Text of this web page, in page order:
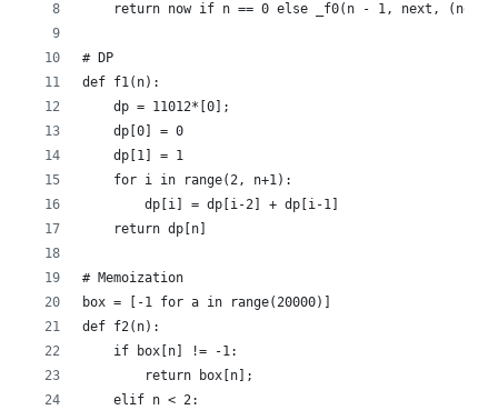
return now if n == 0 else _f0(n - 1, next, (now
# DP
def f1(n):
    dp = 11012*[0];
    dp[0] = 0
    dp[1] = 1
    for i in range(2, n+1):
        dp[i] = dp[i-2] + dp[i-1]
    return dp[n]
# Memoization
box = [-1 for a in range(20000)]
def f2(n):
    if box[n] != -1:
        return box[n];
    elif n < 2: